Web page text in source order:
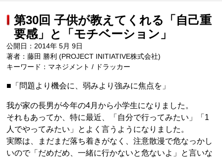
第30回 子供が教えてくれる「自己重
要感」と「モチベーション」
公開日：2014年 5月 9日
著者：藤田 勝利 (PROJECT INITIATIVE株式会社)
キーワード：マネジメント / ドラッカー
■「問題より機会に、弱みより強みに焦点を」
我が家の長男が今年の4月から小学生になりました。
それもあってか、特に最近、「自分で行ってみたい」「1
人でやってみたい」とよく言うようになりました。
実際は、まだまだ落ち着きがなく、注意散漫で危なっかし
いので「だめだめ、一緒に行かないと危ないよ」と言いな